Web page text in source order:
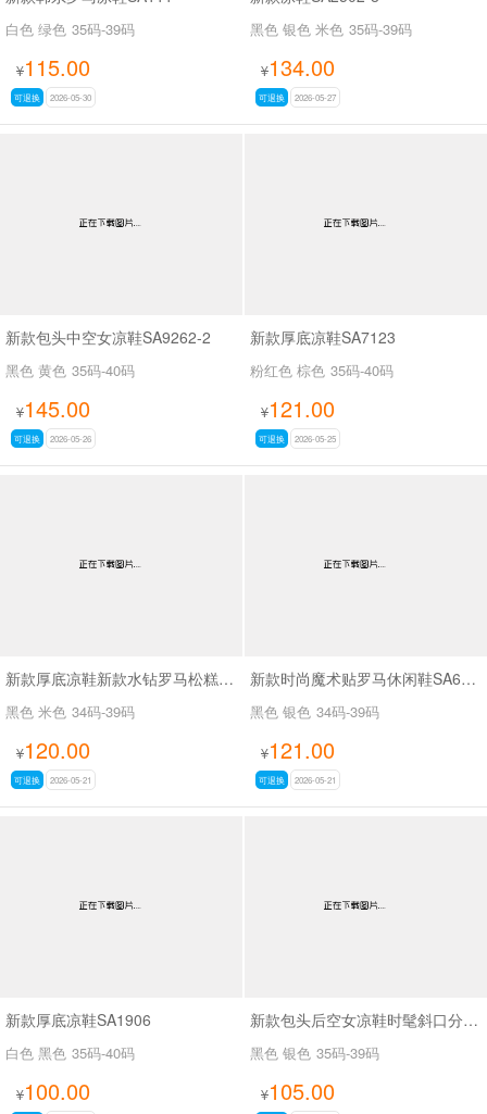
白色 绿色 35码-39码
¥115.00
可退换 2026-05-30
黑色 银色 米色 35码-39码
¥134.00
可退换 2026-05-27
新款包头中空女凉鞋SA9262-2
黑色 黄色 35码-40码
¥145.00
可退换 2026-05-26
新款厚底凉鞋SA7123
粉红色 棕色 35码-40码
¥121.00
可退换 2026-05-25
新款厚底凉鞋新款水钻罗马松糕女鞋SA6095-3
黑色 米色 34码-39码
¥120.00
可退换 2026-05-21
新款时尚魔术贴罗马休闲鞋SA609512
黑色 银色 34码-39码
¥121.00
可退换 2026-05-21
新款厚底凉鞋SA1906
白色 黑色 35码-40码
¥100.00
新款包头后空女凉鞋时髦斜口分趾鞋SA111
黑色 银色 35码-39码
¥105.00